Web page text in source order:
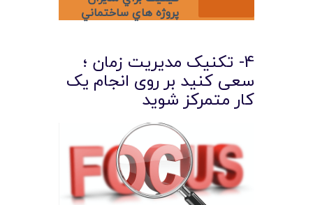
پروژه هاي ساختماني
4- تکنیک مدیریت زمان ؛
سعی کنید بر روی انجام یک
کار متمرکز شوید